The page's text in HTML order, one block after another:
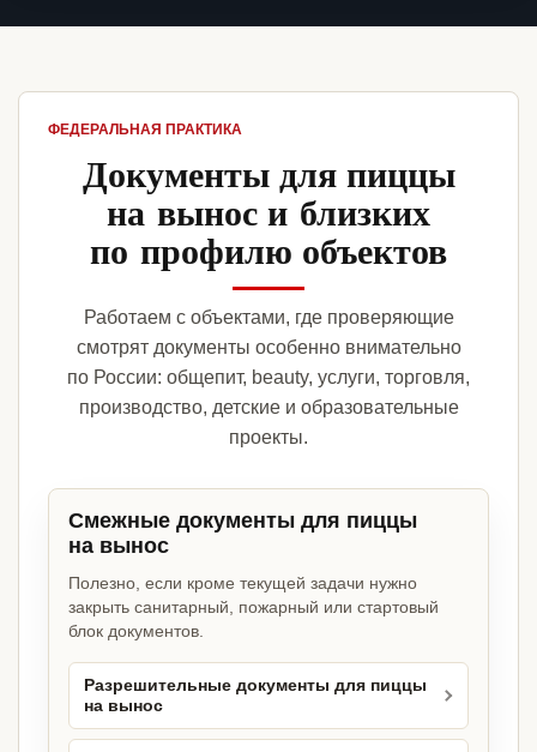
ФЕДЕРАЛЬНАЯ ПРАКТИКА
Документы для пиццы
на вынос и близких
по профилю объектов
Работаем с объектами, где проверяющие
смотрят документы особенно внимательно
по России: общепит, beauty, услуги, торговля,
производство, детские и образовательные
проекты.
Смежные документы для пиццы
на вынос
Полезно, если кроме текущей задачи нужно
закрыть санитарный, пожарный или стартовый
блок документов.
Разрешительные документы для пиццы
на вынос